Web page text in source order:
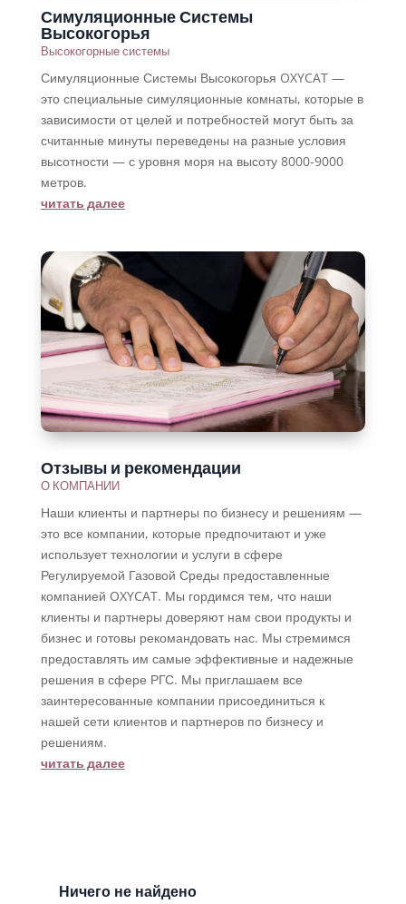
Симуляционные Системы
Высокогорья
Высокогорные системы
Симуляционные Системы Высокогорья OXYCAT —
это специальные симуляционные комнаты, которые в
зависимости от целей и потребностей могут быть за
считанные минуты переведены на разные условия
высотности — с уровня моря на высоту 8000-9000
метров.
читать далее
Отзывы и рекомендации
О КОМПАНИИ
Наши клиенты и партнеры по бизнесу и решениям —
это все компании, которые предпочитают и уже
использует технологии и услуги в сфере
Регулируемой Газовой Среды предоставленные
компанией OXYCAT. Мы гордимся тем, что наши
клиенты и партнеры доверяют нам свои продукты и
бизнес и готовы рекомандовать нас. Мы стремимся
предоставлять им самые эффективные и надежные
решения в сфере РГС. Мы приглашаем все
заинтересованные компании присоединиться к
нашей сети клиентов и партнеров по бизнесу и
решениям.
читать далее
Ничего не найдено